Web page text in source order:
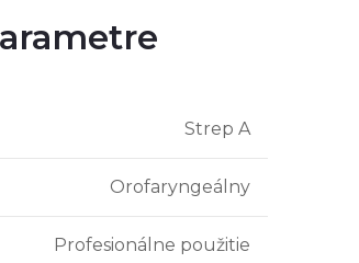
Strep A
Orofaryngeálny
Profesionálne použitie